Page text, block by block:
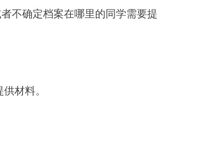
不确定档案在哪里的同学需要提
材料。